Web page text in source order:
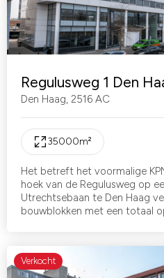
Regulusweg 1 Den
Den Haag, 2516 AC
35000m²
Het betreft het voormalige
hoek van de Regulusweg op
Utrechtsebaan te Den Haag
bouwblokken met een totaal
Verkocht